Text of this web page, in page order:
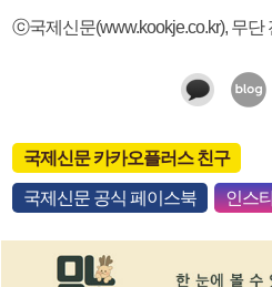
ⓒ국제신문(www.kookje.co.kr), 무단
국제신문 카카오플러스 친구
국제신문 공식 페이스북 인스